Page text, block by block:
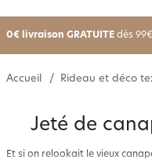
0€ livraison GRATUITE dès
avec le code 750801
Accueil Rideau et déco
Jeté de
Et si on relookait le vieux